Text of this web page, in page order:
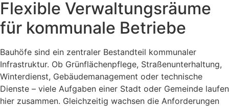
Flexible Verwaltungsräume
für kommunale Betriebe
Bauhöfe sind ein zentraler Bestandteil kommunaler
Infrastruktur. Ob Grünflächenpflege, Straßenunterhaltung,
Winterdienst, Gebäudemanagement oder technische
Dienste – viele Aufgaben einer Stadt oder Gemeinde laufen
hier zusammen. Gleichzeitig wachsen die Anforderungen